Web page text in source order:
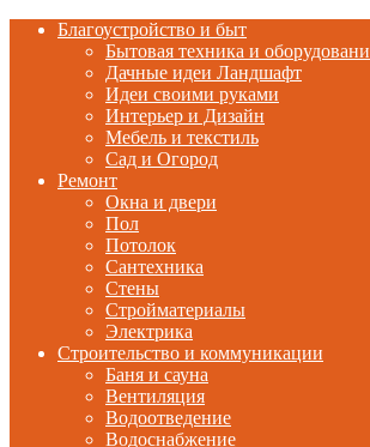
Благоустройство и быт
Бытовая техника и
Дачные идеи Ландшафт
Идеи своими руками
Интерьер и Дизайн
Мебель и текстиль
Сад и Огород
Ремонт
Окна и двери
Пол
Потолок
Сантехника
Стены
Стройматериалы
Электрика
Строительство и коммуникации
Баня и сауна
Вентиляция
Водоотведение
Водоснабжение